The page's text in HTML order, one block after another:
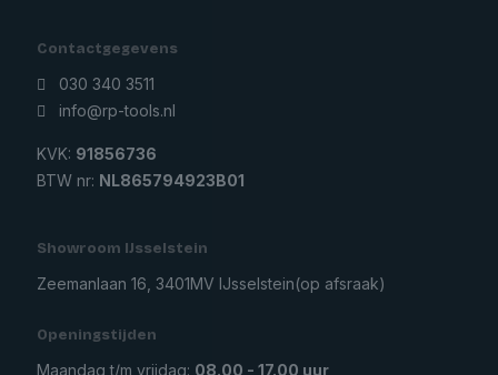
Contactgegevens
030 340 3511
info@rp-tools.nl
KVK: 91856736
BTW nr: NL865794923B01
Showroom IJsselstein
Zeemanlaan 16, 3401MV IJsselstein(op afsraak)
Openingstijden
Maandag t/m vrijdag: 08.00 - 17.00 uur